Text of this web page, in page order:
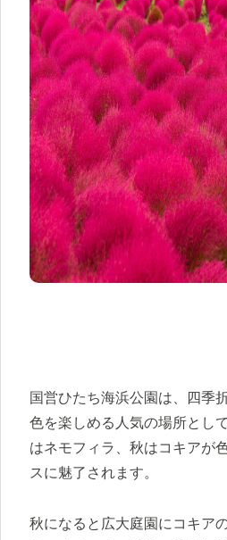
国営ひたち海浜公園は、四季
色を楽しめる人気の場所とし
はネモフィラ、秋はコキアが
スに魅了されます。
秋になると広大庭園にコキア